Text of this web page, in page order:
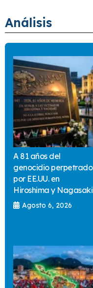
Análisis
A 81 años del
genocidio perpetrado
por EE.UU. en
Hiroshima y Nagasaki
Agosto 6, 2026